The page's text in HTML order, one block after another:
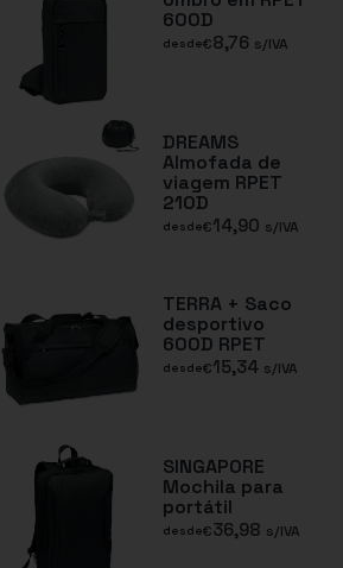
600D
desde€8,76 s/IVA
DREAMS
Almofada de
viagem RPET
210D
desde€14,90 s/IVA
TERRA + Saco
desportivo
600D RPET
desde€15,34 s/IVA
SINGAPORE
Mochila para
portátil
desde€36,98 s/IVA